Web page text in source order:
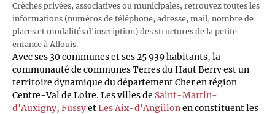
Crèches privées, associatives ou municipales, retrouvez toutes les
informations (numéros de téléphone, adresse, mail, nombre de
places et modalités d'inscription) des structures de la petite
enfance à Allouis.
Avec ses 30 communes et ses 25 939 habitants, la
communauté de communes Terres du Haut Berry est un
territoire dynamique du département Cher en région
Centre-Val de Loire. Les villes de Saint-Martin-
d'Auxigny, FussyetLes Aix-d'Angillonen constituent les